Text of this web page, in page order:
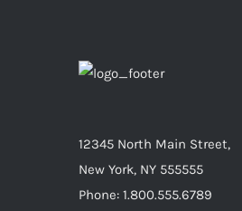
12345 North Main Street,
New York, NY 555555
Phone: 1.800.555.6789